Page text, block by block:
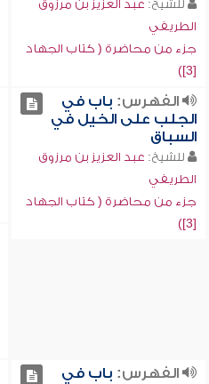
للشيخ: عبد العزيز بن مرزوق
الطريفي
جزء من محاضرة ( كتاب الجهاد
[3])
الفهرس: باب في
الجلب على الخيل في
السباق
للشيخ: عبد العزيز بن مرزوق
الطريفي
جزء من محاضرة ( كتاب الجهاد
[3])
الفهرس: باب في